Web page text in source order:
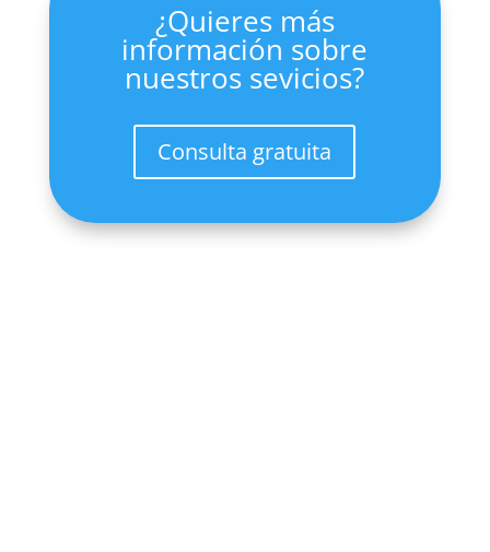
¿Quieres más
información sobre
nuestros sevicios?
Consulta gratuita